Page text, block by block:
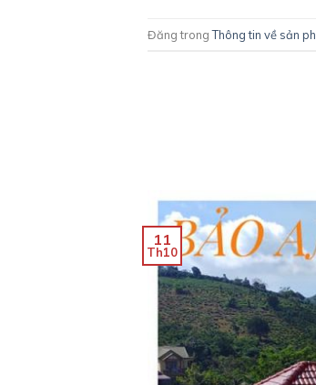
Đăng trongThông tin về sản
11
Th10